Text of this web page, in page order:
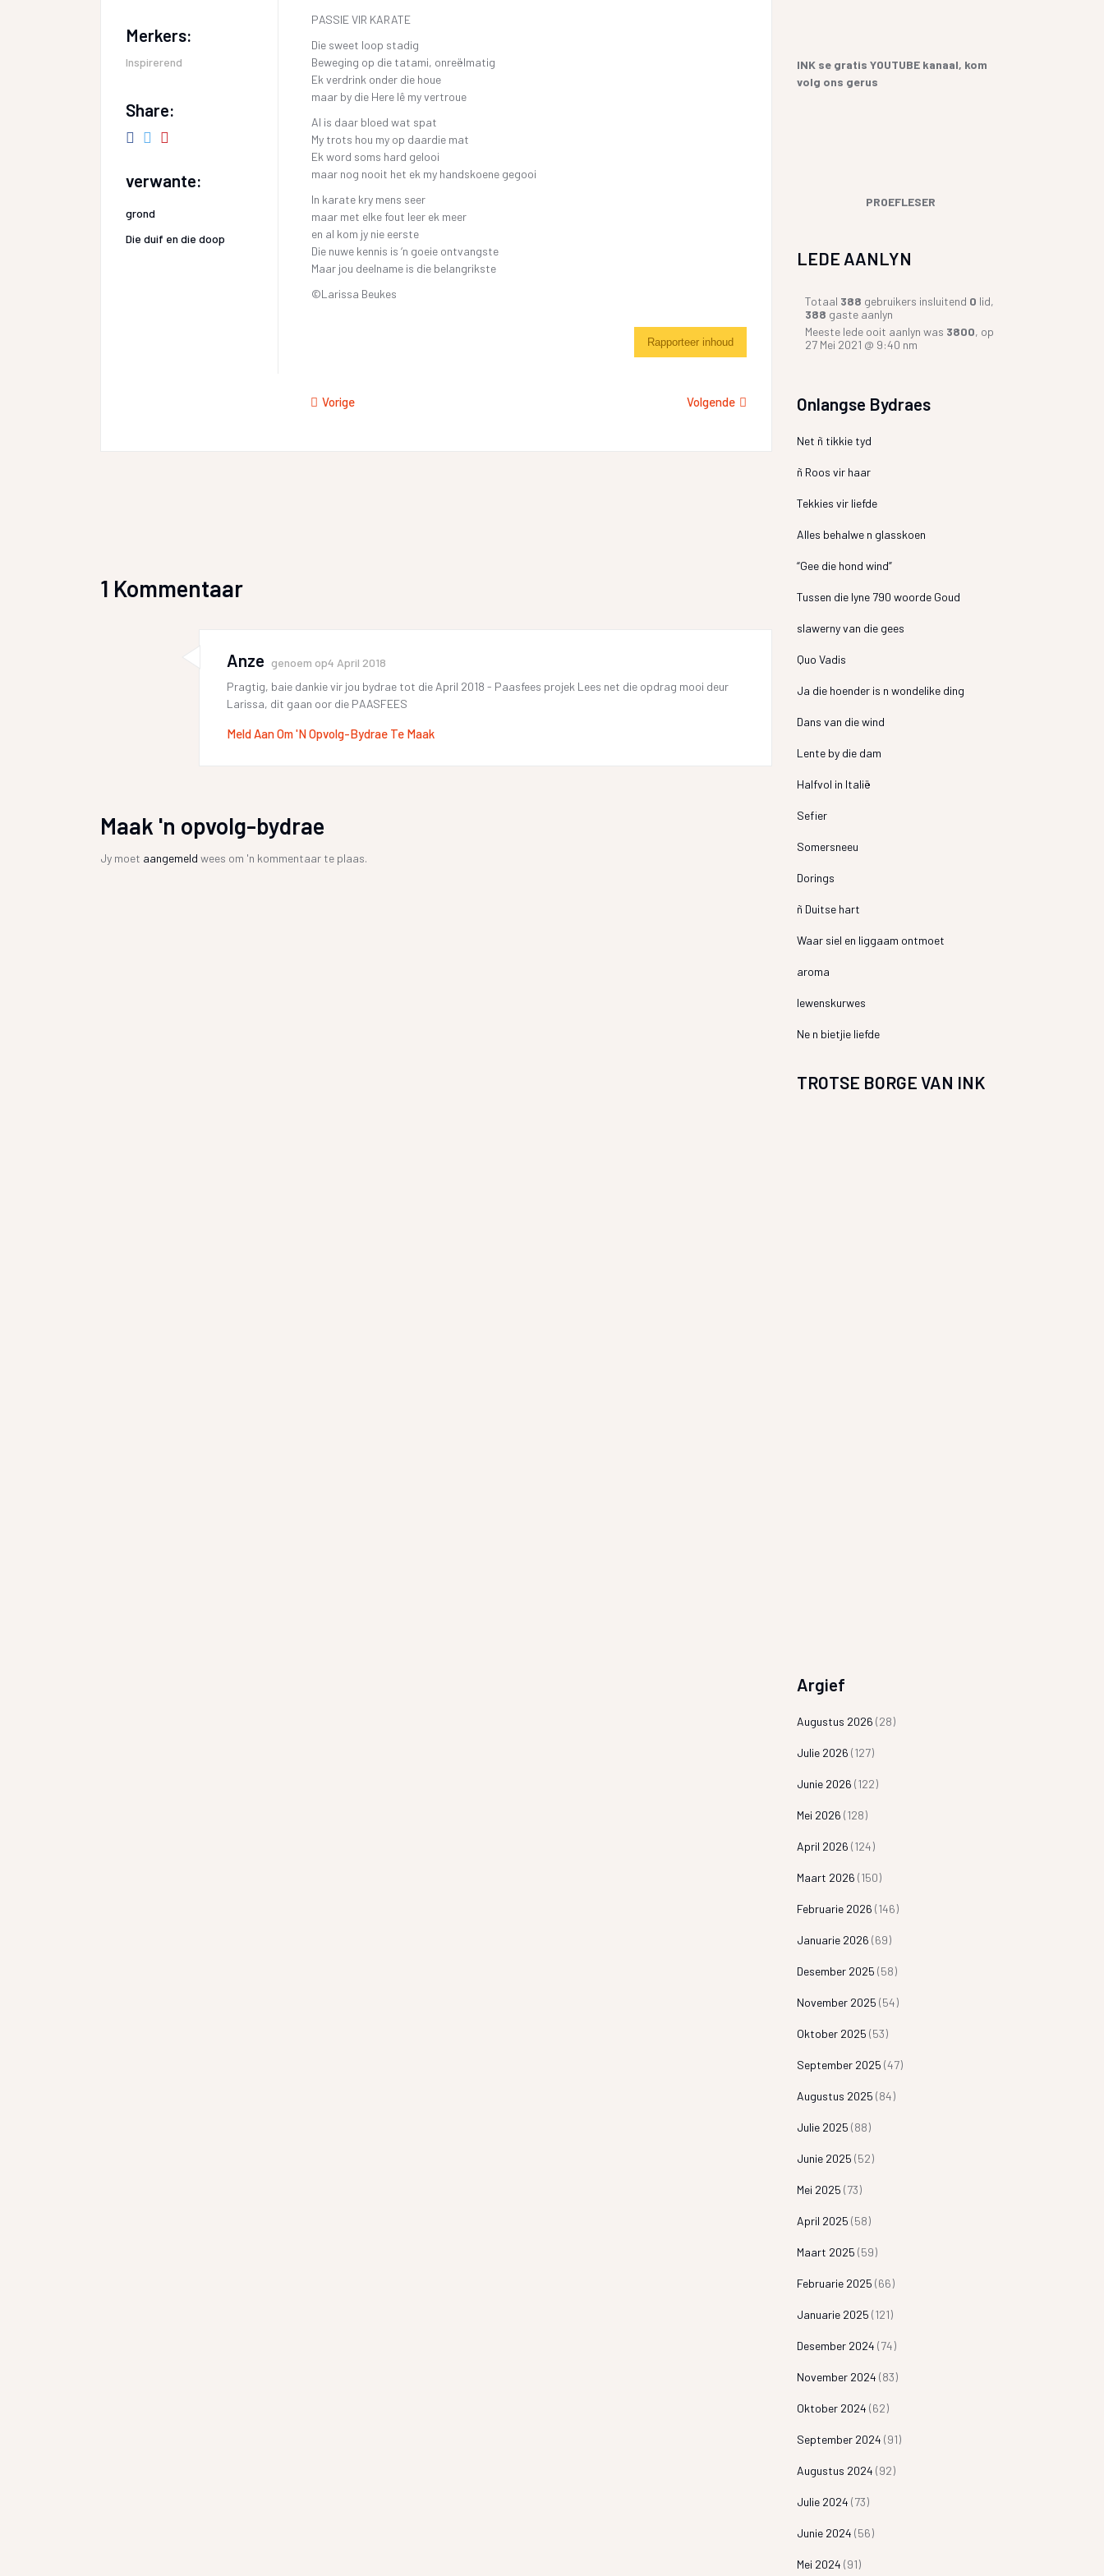
4 NOVEMBER 2017 – 2DE GALA-AAND
VERGETE HELDE UIT DIE GESKIEDENIS
VRYSTAATSTORIES DEUR HENNING VAN
‘N KOPKRAPPERY OOR KOPPELTEKENS
PLAGIAAT/LETTERDIEFSTAL
Merkers:
Inspirerend
Share:
verwante:
grond
Die duif en die doop
PASSIE VIR KARATE
Die sweet loop stadig
Beweging op die tatami, onreëlmatig
Ek verdrink onder die houe
maar by die Here lê my vertroue
Al is daar bloed wat spat
My trots hou my op daardie mat
Ek word soms hard gelooi
maar nog nooit het ek my handskoene gegooi
In karate kry mens seer
maar met elke fout leer ek meer
en al kom jy nie eerste
Die nuwe kennis is ‘n goeie ontvangste
Maar jou deelname is die belangrikste
©Larissa Beukes
Rapporteer inhoud
Vorige Volgende
1 Kommentaar
Anze genoem op4 April 2018
Pragtig, baie dankie vir jou bydrae tot die April 2018 - Paasfees projek Lees net die opdrag mooi deur
Larissa, dit gaan oor die PAASFEES
Meld Aan Om 'n Opvolg-Bydrae Te Maak
Maak 'n opvolg-bydrae
Jy moet aangemeld wees om 'n kommentaar te plaas.
INK se gratis YOUTUBE kanaal, kom
volg ons gerus
PROEFLESER
LEDE AANLYN
Totaal 388 gebruikers insluitend 0 lid,
388 gaste aanlyn
Meeste lede ooit aanlyn was 3800, op
27 Mei 2021 @ 9:40 nm
Onlangse Bydraes
Net ñ tikkie tyd
ñ Roos vir haar
Tekkies vir liefde
Alles behalwe n glasskoen
“Gee die hond wind”
Tussen die lyne 790 woorde Goud
slawerny van die gees
Quo Vadis
Ja die hoender is n wondelike ding
Dans van die wind
Lente by die dam
Halfvol in Italië
Sefier
Somersneeu
Dorings
ñ Duitse hart
Waar siel en liggaam ontmoet
aroma
lewenskurwes
Ne n bietjie liefde
TROTSE BORGE VAN INK
Argief
Augustus 2026 (28)
Julie 2026 (127)
Junie 2026 (122)
Mei 2026 (128)
April 2026 (124)
Maart 2026 (150)
Februarie 2026 (146)
Januarie 2026 (69)
Desember 2025 (58)
November 2025 (54)
Oktober 2025 (53)
September 2025 (47)
Augustus 2025 (84)
Julie 2025 (88)
Junie 2025 (52)
Mei 2025 (73)
April 2025 (58)
Maart 2025 (59)
Februarie 2025 (66)
Januarie 2025 (121)
Desember 2024 (74)
November 2024 (83)
Oktober 2024 (62)
September 2024 (91)
Augustus 2024 (92)
Julie 2024 (73)
Junie 2024 (56)
Mei 2024 (91)